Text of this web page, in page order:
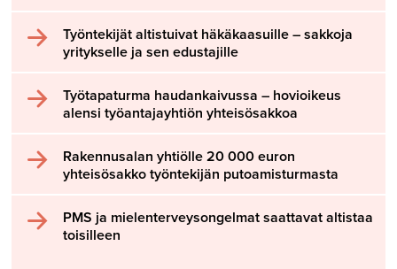
Työntekijät altistuivat häkäkaasuille – sakkoja
yritykselle ja sen edustajille
Työtapaturma haudankaivussa – hovioikeus
alensi työantajayhtiön yhteisösakkoa
Rakennusalan yhtiölle 20 000 euron
yhteisösakko työntekijän putoamisturmasta
PMS ja mielenterveysongelmat saattavat altistaa
toisilleen